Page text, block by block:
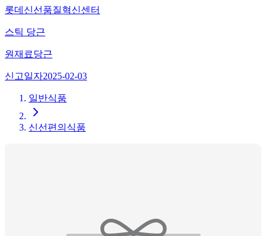
롯데신선품질혁신센터
스틱 당근
원재료당근
신고일자2025-02-03
일반식품
신선편의식품